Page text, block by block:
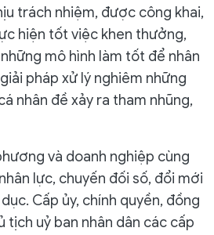
trách nhiệm, được công khai,
hiện tốt việc khen thưởng,
mô hình làm tốt để nhân
pháp xử lý nghiêm những
nhân đề xảy ra tham nhũng,
và doanh nghiệp cùng
lực, chuyến đối số, đổi mới
Cấp ủy, chính quyền, đồng
tịch uỷ ban nhân dân các cấp